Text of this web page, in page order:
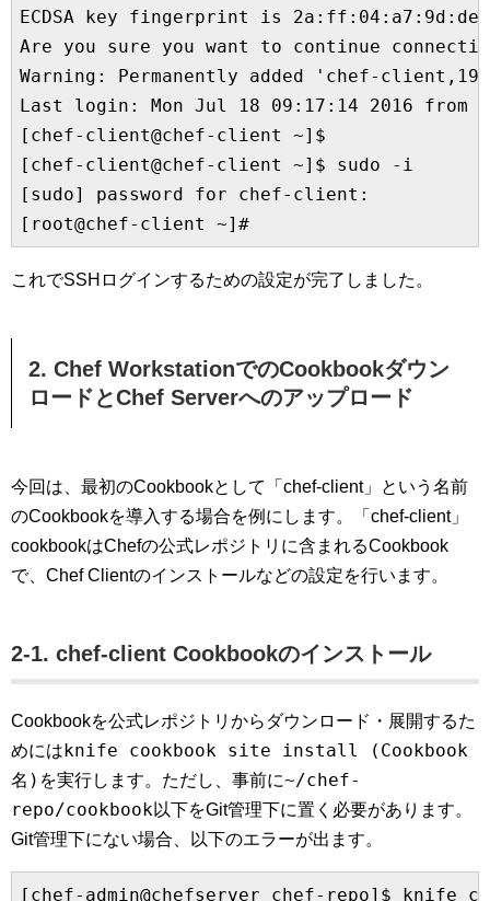
ECDSA key fingerprint is
Are you sure you want to continue
Warning: Permanently added 'chef-
Last login: Mon Jul 18 09:17:14 2016 from
[chef-client@chef-client ~]$
[chef-client@chef-client ~]$ sudo -i
[sudo] password for chef-client:
これでSSHログインするための設定が完了しました。
2. Chef WorkstationでのCookbookダウン
ロードとChef Serverへのアップロード
今回は、最初のCookbookとして「chef-client」という名前
のCookbookを導入する場合を例にします。「chef-client」
cookbookはChefの公式レポジトリに含まれるCookbook
で、Chef Clientのインストールなどの設定を行います。
2-1. chef-client Cookbookのインストール
Cookbookを公式レポジトリからダウンロード・展開するた
めにはknife cookbook site install (Cookbook
名) を実行します。ただし、事前に~/chef-
repo/cookbook以下をGit管理下に置く必要があります。
Git管理下にない場合、以下のエラーが出ます。
[chef-admin@chefserver chef-repo]$